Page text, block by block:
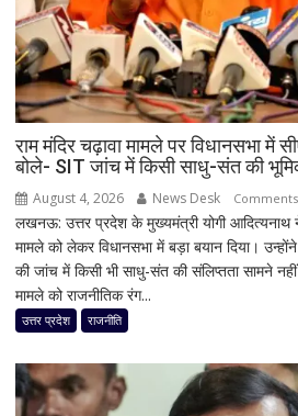
राम मंदिर चढ़ावा मामले पर विधानसभा में
बोले- SIT जांच में किसी साधु-संत की
August 4, 2026 News Desk
लखनऊ: उत्तर प्रदेश के मुख्यमंत्री योगी आदित्यनाथ
मामले को लेकर विधानसभा में बड़ा बयान दिया।
की जांच में किसी भी साधु-संत की संलिप्तता सामने
मामले को राजनीतिक रंग...
उत्तर प्रदेश राजनीति